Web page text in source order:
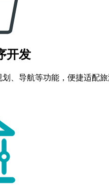
开发
、导航等功能，便捷适配